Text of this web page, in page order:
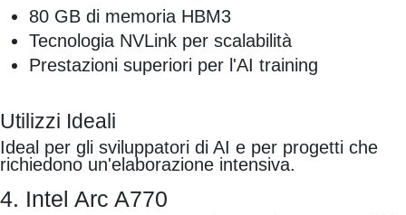
80 GB di memoria HBM3
Tecnologia NVLink per scalabilità
Prestazioni superiori per l'AI training
Utilizzi Ideali
Ideal per gli sviluppatori di AI e per progetti che
richiedono un'elaborazione intensiva.
4. Intel Arc A770